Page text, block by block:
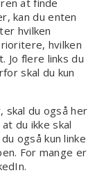
at finde
kan du enten
hvilken
hvilken
Jo flere links du
skal du kun
skal du også her
du ikke skal
også kun linke
For mange er